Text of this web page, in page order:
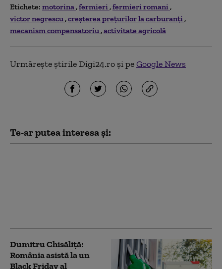
Etichete: motorina fermieri fermieri romani
victor negrescu creșterea prețurilor la carburanți
mecanism compensatoriu activitate agricolă
Urmărește știrile Digi24.ro și peGoogle News
Te-ar putea interesa și:
Dumitru Chisăliță:
România asistă la un
Black Friday al